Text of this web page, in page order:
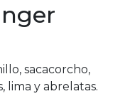
sacacorcho,
lima y abrelatas.